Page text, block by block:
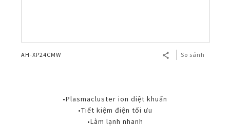
AH-XP24CMW So sánh
•Plasmacluster ion diệt khuẩn
•Tiết kiệm điện tối ưu
•Làm lạnh nhanh